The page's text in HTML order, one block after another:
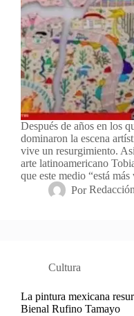
Después de años en los
dominaron la escena
vive un resurgimiento.
arte latinoamericano
que este medio “está
Por
Cultura
La pintura mexicana
Bienal Rufino Tamayo